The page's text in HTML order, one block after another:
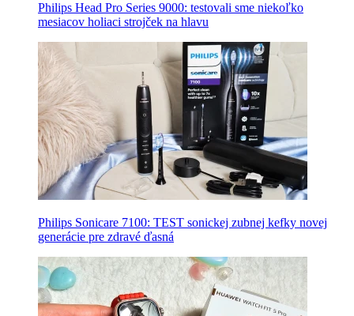
Philips Head Pro Series 9000: testovali sme niekoľko
mesiacov holiaci strojček na hlavu
Philips Sonicare 7100: TEST sonickej zubnej kefky novej
generácie pre zdravé ďasná